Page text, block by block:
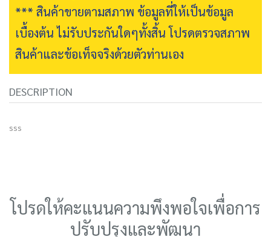
*** สินค้าขายตามสภาพ ข้อมูลที่ให้เป็นข้อมูล
เบื้องต้น ไม่รับประกันใดๆทั้งสิ้น โปรดตรวจสภาพ
สินค้าและข้อเท็จจริงด้วยตัวท่านเอง
DESCRIPTION
sss
โปรดให้คะแนนความพึงพอใจเพื่อการ
ปรับปรุงและพัฒนา